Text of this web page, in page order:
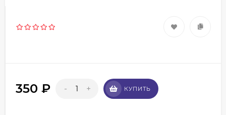
350 ₽ - + КУПИТЬ